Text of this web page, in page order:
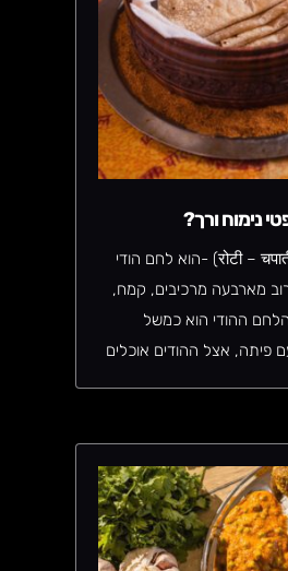
נימוח ורך?
צ׳אפטי – רוטי (रोटी – चपाती) -הוא לחם הודי
מארבעה מרכיבים, קמח,
ההודי הוא כמשל
פיתה, אצל ההודים אוכלים
מתכון מפורט, יאללה בואו